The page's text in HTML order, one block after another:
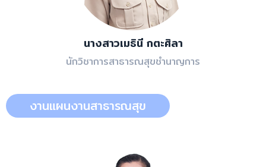
นางสาวเมธินี กตะศิลา
นักวิชาการสาธารณสุขชำนาญการ
งานแผนงานสาธารณสุข